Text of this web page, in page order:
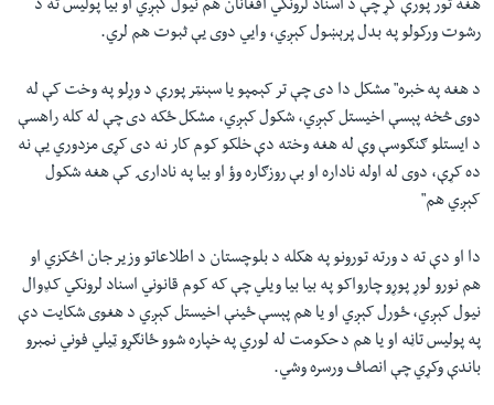
هغه تور پورې کړ چې د اسناد لرونکي افغانان هم نيول کېږي او بيا پوليس ته د
رشوت ورکولو په بدل پرېښول کېږي، وايي دوی يې ثبوت هم لري.
د هغه په خبره" مشکل دا دی چې تر کېمپو يا سېنټر پورې د وړلو په وخت کې له
دوی څخه پېسې اخيستل کېږي، شکول کېږي، مشکل ځکه دی چې له کله راهسې
د ايستلو ګنګوسې وې له هغه وخته دې خلکو کوم کار نه دی کړی مزدوري يې نه
ده کړې، دوی له اوله ناداره او بې روزګاره وؤ او بيا په نادارۍ کې هغه شکول
کېږي هم"
دا او دې ته د ورته تورونو په هکله د بلوچستان د اطلاعاتو وزير جان اڅکزي او
هم نورو لوړ پوړو چارواکو په بيا بيا ويلي چې که کوم قانوني اسناد لرونکي کډوال
نيول کېږي، ځورل کېږي او يا هم پېسې ځينې اخيستل کېږي د هغوی شکايت دې
په پوليس تاڼه او يا هم د حکومت له لوري په خپاره شوو ځانګړو ټيلي فوني نمبرو
باندې وکړي چې انصاف ورسره وشي.